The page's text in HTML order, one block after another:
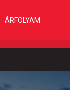
ÁRFOLYAM